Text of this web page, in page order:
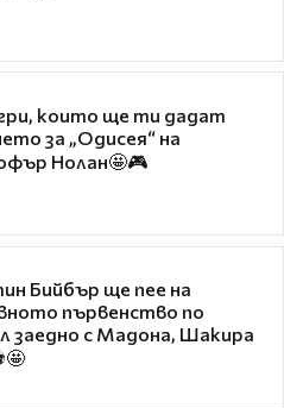
които ще ти дадат
за „Одисея“ на
Нолан🤩🎮
Бийбър ще пее на
първенство по
заедно с Мадона, Шакира